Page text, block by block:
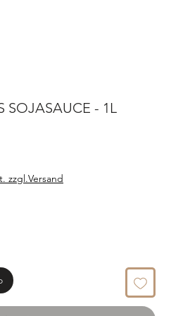
SOJASAUCE - 1L
zzgl.Versand